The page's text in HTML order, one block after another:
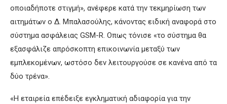
οποιαδήποτε στιγμή», ανέφερε κατά την τεκμηρίωση των
αιτημάτων ο Δ. Μπαλασούλης, κάνοντας ειδική αναφορά στο
σύστημα ασφάλειας GSM-R. Οπως τόνισε «το σύστημα θα
εξασφάλιζε απρόσκοπτη επικοινωνία μεταξύ των
εμπλεκομένων, ωστόσο δεν λειτουργούσε σε κανένα από τα
δύο τρένα».
«Η εταιρεία επέδειξε εγκληματική αδιαφορία για την